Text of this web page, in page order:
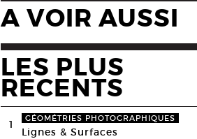
A VOIR AUSSI
LES PLUS
RECENTS
1 GÉOMÉTRIES PHOTOGRAPHIQUES
Lignes & Surfaces